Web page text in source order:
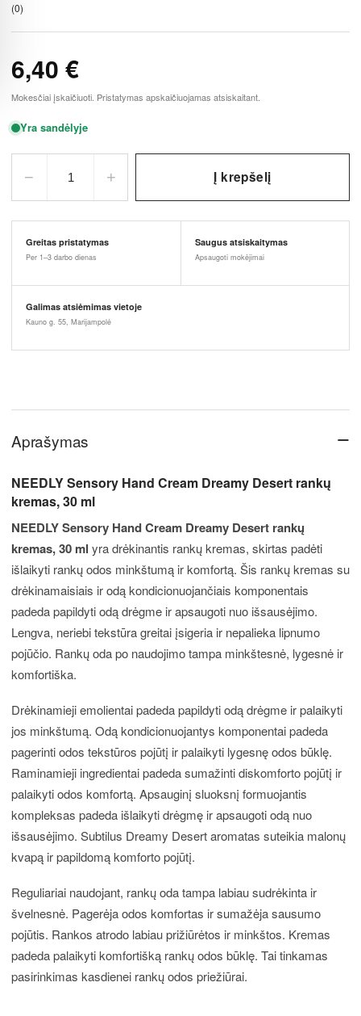
Aprašymas −
NEEDLY Sensory Hand Cream Dreamy Desert rankų
kremas, 30 ml
NEEDLY Sensory Hand Cream Dreamy Desert rankų
kremas, 30 ml yra drėkinantis rankų kremas, skirtas padėti
išlaikyti rankų odos minkštumą ir komfortą. Šis rankų kremas su
drėkinamaisiais ir odą kondicionuojančiais komponentais
padeda papildyti odą drėgme ir apsaugoti nuo išsausėjimo.
Lengva, neriebi tekstūra greitai įsigeria ir nepalieka lipnumo
pojūčio. Rankų oda po naudojimo tampa minkštesnė, lygesnė ir
komfortiška.
Drėkinamieji emolientai padeda papildyti odą drėgme ir palaikyti
jos minkštumą. Odą kondicionuojantys komponentai padeda
pagerinti odos tekstūros pojūtį ir palaikyti lygesnę odos būklę.
Raminamieji ingredientai padeda sumažinti diskomforto pojūtį ir
palaikyti odos komfortą. Apsauginį sluoksnį formuojantis
kompleksas padeda išlaikyti drėgmę ir apsaugoti odą nuo
išsausėjimo. Subtilus Dreamy Desert aromatas suteikia malonų
kvapą ir papildomą komforto pojūtį.
Reguliariai naudojant, rankų oda tampa labiau sudrėkinta ir
švelnesnė. Pagerėja odos komfortas ir sumažėja sausumo
pojūtis. Rankos atrodo labiau prižiūrėtos ir minkštos. Kremas
padeda palaikyti komfortišką rankų odos būklę. Tai tinkamas
pasirinkimas kasdienei rankų odos priežiūrai.
(0)
6,40 €
Mokesčiai įskaičiuoti. Pristatymas apskaičiuojamas atsiskaitant.
Yra sandėlyje
− 1 + Į krepšelį
Greitas pristatymas
Per 1–3 darbo dienas
Saugus atsiskaitymas
Apsaugoti mokėjimai
Galimas atsiėmimas vietoje
Kauno g. 55, Marijampolė